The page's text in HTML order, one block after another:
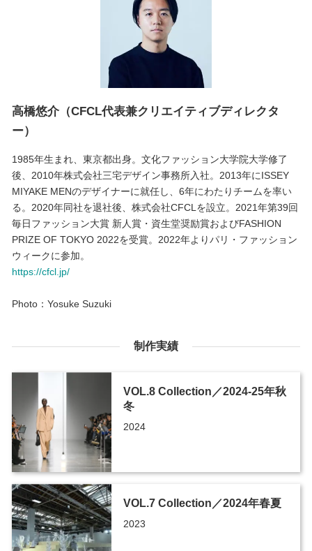
⾼橋悠介（CFCL代表兼クリエイティブディレクタ
ー）
1985年⽣まれ、東京都出⾝。⽂化ファッション⼤学院⼤学修了
後、2010年株式会社三宅デザイン事務所⼊社。2013年にISSEY
MIYAKE MENのデザイナーに就任し、6年にわたりチームを率い
る。2020年同社を退社後、株式会社CFCLを設⽴。2021年第39回
毎⽇ファッション⼤賞 新⼈賞・資⽣堂奨励賞およびFASHION
PRIZE OF TOKYO 2022を受賞。2022年よりパリ・ファッション
ウィークに参加。
https://cfcl.jp/
Photo：Yosuke Suzuki
制作実績
VOL.8 Collection／2024-25年秋
冬
2024
VOL.7 Collection／2024年春夏
2023